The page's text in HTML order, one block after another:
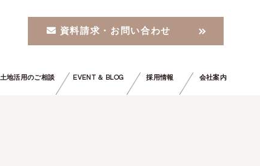
資料請求・お問い合わせ
土地活用のご相談 EVENT ＆ BLOG 採用情報 会社案内